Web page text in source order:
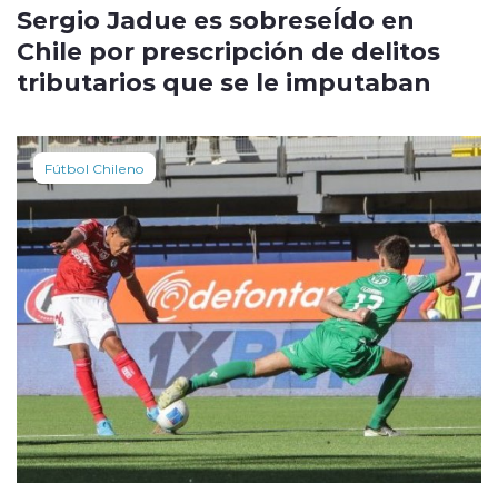
Sergio Jadue es sobreseÍdo en
Chile por prescripción de delitos
tributarios que se le imputaban
Fútbol Chileno